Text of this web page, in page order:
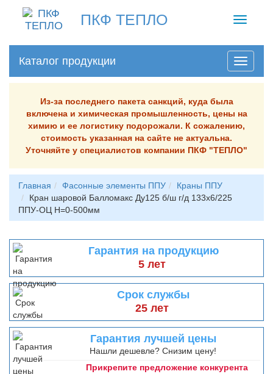
ПКФ ТЕПЛО
Toggle
Каталог продукции
Из-за последнего пакета санкций, куда была
включена и химическая промышленность, цены на
химию и ее логистику подорожали. К сожалению,
стоимость указанная на сайте не актуальна.
Уточняйте у специалистов компании ПКФ "ТЕПЛО"
Главная Фасонные элементы ППУ
Краны ППУ
Кран шаровой Балломакс Ду125 б/ш г/д 133х6/225
ППУ-ОЦ H=0-500мм
Гарантия на продукцию
5 лет
Срок службы
25 лет
Гарантия лучшей цены
Нашли дешевле? Снизим цену!
Прикрепите предложение конкурента